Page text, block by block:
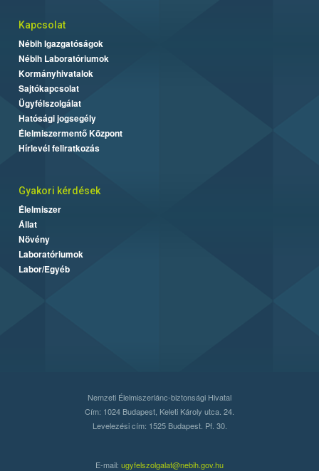
Kapcsolat
Nébih Igazgatóságok
Nébih Laboratóriumok
Kormányhivatalok
Sajtókapcsolat
Ügyfélszolgálat
Hatósági jogsegély
Élelmiszermentő Központ
Hírlevél feliratkozás
Gyakori kérdések
Élelmiszer
Állat
Növény
Laboratóriumok
Labor/Egyéb
Nemzeti Élelmiszerlánc-biztonsági Hivatal
Cím: 1024 Budapest, Keleti Károly utca. 24.
Levelezési cím: 1525 Budapest. Pf. 30.
E-mail: ugyfelszolgalat@nebih.gov.hu